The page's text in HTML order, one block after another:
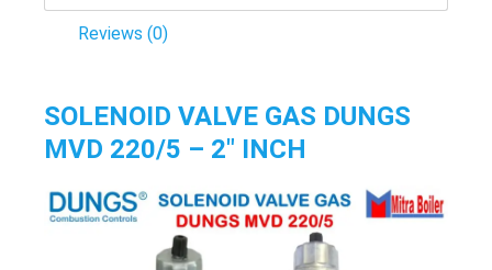
Reviews (0)
SOLENOID VALVE GAS DUNGS
MVD 220/5 – 2″ INCH